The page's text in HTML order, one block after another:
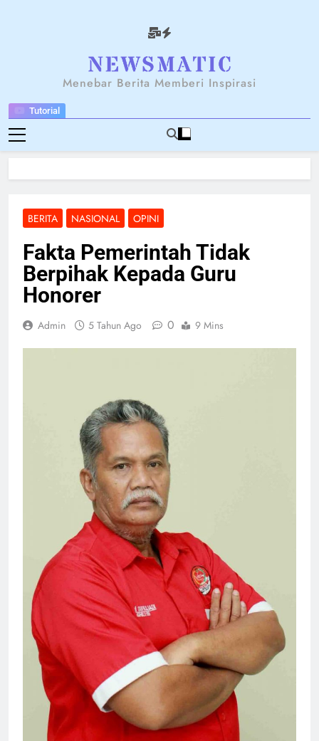
Tutorial
NEWSANTARA
Menebar Berita Memberi Inspirasi
BERITA NASIONAL OPINI
Fakta Pemerintah Tidak
Berpihak Kepada Guru
Honorer
Admin 5 Tahun Ago 0 9 Mins